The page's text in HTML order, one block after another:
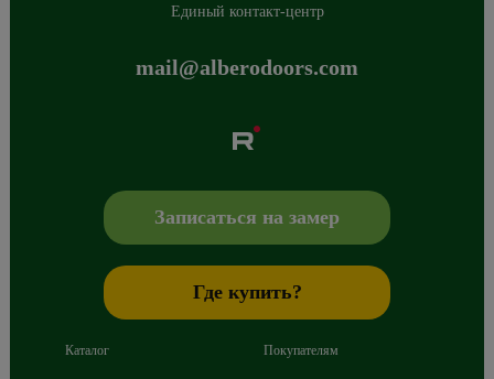
Единый контакт-центр
mail@alberodoors.com
+7 800 765 43 42,mail@alberodoors.com
Записаться на замер
Где купить?
Каталог Покупателям